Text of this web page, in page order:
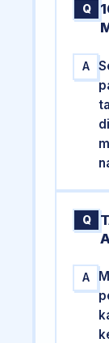
Q
A
Q
A